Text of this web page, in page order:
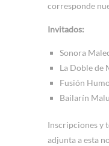
corresponde
Invitados:
Sonora
La Doble de
Fusión
Bailarín
Inscripciones y
adjunta a esta